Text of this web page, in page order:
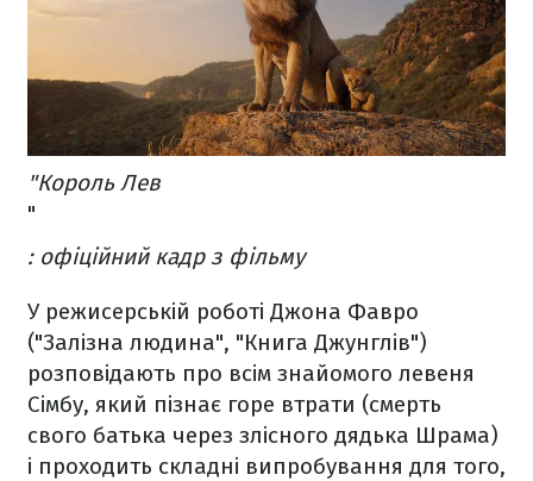
"Король Лев
"
: офіційний кадр з фільму
У режисерській роботі Джона Фавро
("Залізна людина", "Книга Джунглів")
розповідають про всім знайомого левеня
Сімбу, який пізнає горе втрати (смерть
свого батька через злісного дядька Шрама)
і проходить складні випробування для того,